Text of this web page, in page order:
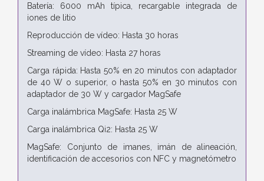
Batería: 6000 mAh típica, recargable integrada de
iones de litio
Reproducción de vídeo: Hasta 30 horas
Streaming de vídeo: Hasta 27 horas
Carga rápida: Hasta 50% en 20 minutos con adaptador
de 40 W o superior, o hasta 50% en 30 minutos con
adaptador de 30 W y cargador MagSafe
Carga inalámbrica MagSafe: Hasta 25 W
Carga inalámbrica Qi2: Hasta 25 W
MagSafe: Conjunto de imanes, imán de alineación,
identificación de accesorios con NFC y magnetómetro